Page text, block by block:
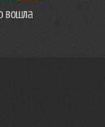
вошла